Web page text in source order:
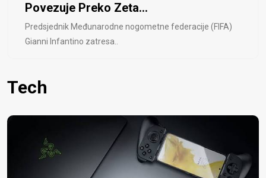
Povezuje Preko Zeta...
Predsjednik Međunarodne nogometne federacije (FIFA)
Gianni Infantino zatresa..
Tech